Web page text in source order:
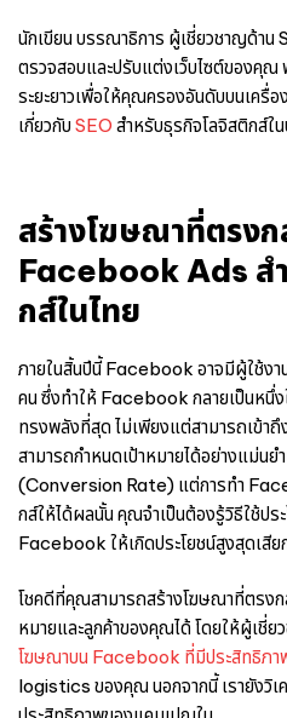
นักเขียน บรรณาธิการ ผู้เชี่ยวชาญด้าน
ตรวจสอบและปรับแต่งเว็บไซต์ของคุ
ระยะยาวเพื่อให้คุณครองอันดับบนเครื่
เกี่ยวกับ SEO สำหรับธุรกิจโลจิสติกส์ใน
สร้างโฆษณาที่ตรง
Facebook Ads ส
กส์ในไทย
ภายในสิ้นปีนี้ Facebook อาจมีผู้ใช้งา
คน ซึ่งทำให้ Facebook กลายเป็นหนึ่
ทรงพลังที่สุด ไม่เพียงแต่สามารถเข้าถึ
สามารถกำหนดเป้าหมายได้อย่างแม่นย
(Conversion Rate) แต่การทำ
กส์ให้ได้ผลนั้น คุณจำเป็นต้องรู้วิธีใช้ปร
Facebook ให้เกิดประโยชน์สูงสุดเสีย
โชคดีที่คุณสามารถสร้างโฆษณาที่ตรงก
หมายและลูกค้าของคุณได้ โดยให้ผู้เชี่ย
โฆษณาบน Facebook ที่มีประสิทธิภา
logistics ของคุณ นอกจากนี้ เรายังวิเ